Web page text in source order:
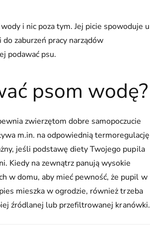
i nic poza tym. Jej picie spowoduje u
zaburzeń pracy narządów
podawać psu.
psom wodę?
zwierzętom dobre samopoczucie
m.in. na odpowiednią termoregulację
jeśli podstawę diety Twojego pupila
Kiedy na zewnątrz panują wysokie
w domu, aby mieć pewność, że pupil w
mieszka w ogrodzie, również trzeba
źródlanej lub przefiltrowanej kranówki.